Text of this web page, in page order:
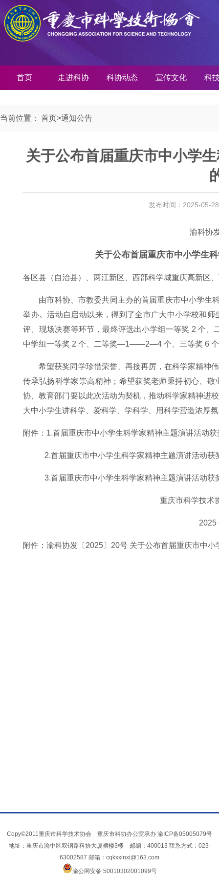
首页 走进科协 科协动态 宣传文化 科
当前位置： 首页>通知公告
关于公布首届重庆市中小学
发布时间：2025-05-
渝科协
关于公布首届重庆市中小学生
各区县（自治县）、两江新区、西部科学城重庆高新区
由市科协、市教委共同主办的首届重庆市中小学生
举办。活动自启动以来，得到了全市广大中小学校和
评、现场决赛等环节，最终评选出小学组一等奖 2 个
中学组一等奖 2 个、二等奖—1——2—4 个、三等奖 6 个
希望获奖同学珍惜荣誉、再接再厉，在科学家精神
传承弘扬科学家崇高精神；希望获奖老师秉持初心、
协、教育部门要以此次活动为契机，推动科学家精神进
大中小学生讲科学、爱科学、学科学、用科学营造浓厚
附件：1.首届重庆市中小学生科学家精神主题演讲活动
2.首届重庆市中小学生科学家精神主题演讲活动获
3.首届重庆市中小学生科学家精神主题演讲活动获
重庆市科学技
2025
附件：渝科协发〔2025〕20号 关于公布首届重庆市中
Copy©2011重庆市科学技术协会 重庆市科协办公室承办 渝ICP备05005079号
地址：重庆市渝中区双钢路科协大厦裙楼3楼 邮编：400013 联系方式：023-
63002587 邮箱：cqkxxinxi@163.com
渝公网安备 50010302001099号